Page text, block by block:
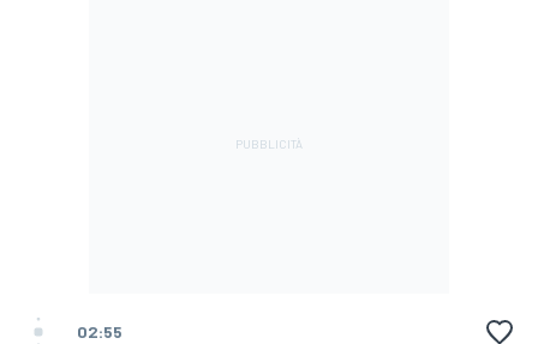
02:55